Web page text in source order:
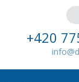
+420